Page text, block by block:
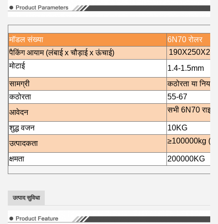
मॉडल संख्या
6N70 रोलर
पैकिंग आयाम (लंबाई x चौड़ाई x ऊंचाई)
मोटाई
1.4-1.5mm
सामग्री
कठोरता या
कठोरता
55-67
आवेदन
सभी 6N70
शुद्ध वजन
10KG
उत्पादकता
≥100000kg
क्षमता 200000KG
उत्पाद सुविधा